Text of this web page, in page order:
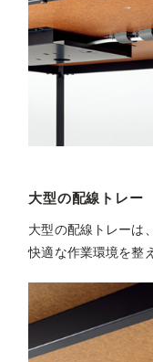
大型の配線トレー
大型の配線トレーは
快適な作業環境を整